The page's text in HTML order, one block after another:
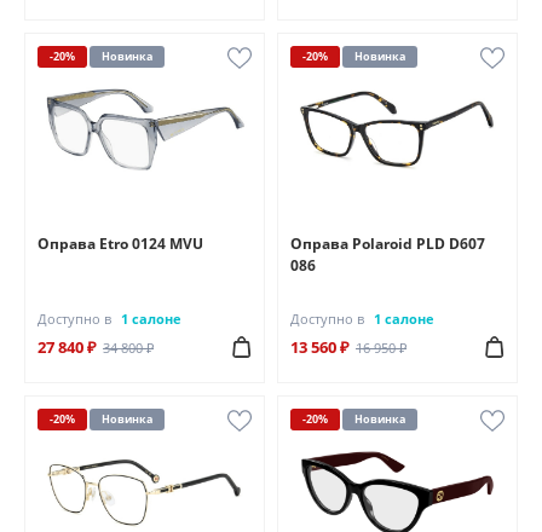
-20% Новинка
Оправа Etro 0124 MVU
Доступно в 1 салоне
27 840 ₽ 34 800 ₽
-20% Новинка
Оправа Polaroid PLD D607
086
Доступно в 1 салоне
13 560 ₽ 16 950 ₽
-20% Новинка -20% Новинка